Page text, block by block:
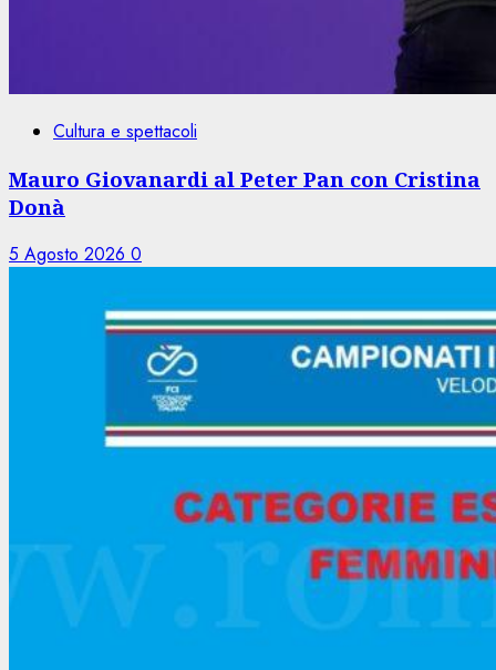
Cultura e spettacoli
Mauro Giovanardi al Peter Pan con Cristina
Donà
5 Agosto 2026 0